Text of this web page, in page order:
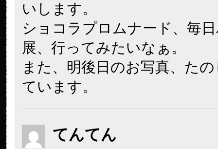
いします。
ショコラプロムナード、毎
展、行ってみたいなぁ。
また、明後日のお写真、た
ています。
てんてん